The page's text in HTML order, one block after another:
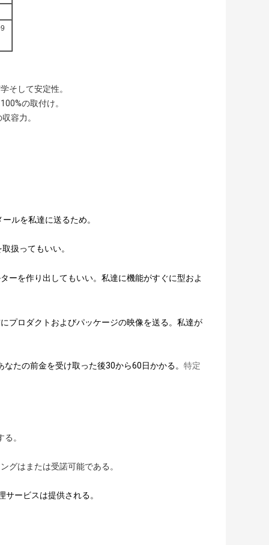
そして安定性。
の取付け。
容力。
ルを私達に送るため。
扱ってもいい。
ーを作り出してもいい。私達に機能がすぐに型およ
プロダクトおよびパッケージの映像を送る。私達が
たの前金を受け取った後30から60日かかる。 特定
。
グはまたは受諾可能である。
ービスは提供される。